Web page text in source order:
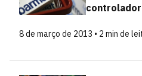
8 de março de 2013 • 2 min de